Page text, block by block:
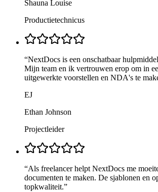
Shauna Louise
Productietechnicus
“NextDocs is een onschatbaar
Mijn team en ik vertrouwen erop om in
uitgewerkte voorstellen en NDA's te
EJ
Ethan Johnson
Projectleider
“Als freelancer helpt NextDocs me
documenten te maken. De sjablonen en
topkwaliteit.”